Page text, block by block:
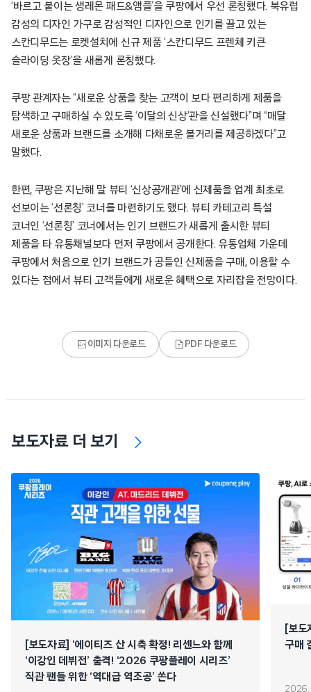
‘바르고 붙이는 생레몬 패드&앰플’을 쿠팡에서 우선 론칭했다. 북유럽
감성의 디자인 가구로 감성적인 디자인으로 인기를 끌고 있는
스칸디무드는 로켓설치에 신규 제품 ‘스칸디무드 프렌체 키큰
슬라이딩 옷장’을 새롭게 론칭했다.
쿠팡 관계자는 “새로운 상품을 찾는 고객이 보다 편리하게 제품을
탐색하고 구매하실 수 있도록 ‘이달의 신상’관을 신설했다”며 “매달
새로운 상품과 브랜드를 소개해 다채로운 볼거리를 제공하겠다”고
말했다.
한편, 쿠팡은 지난해 말 뷰티 ‘신상공개관’에 신제품을 업계 최초로
선보이는 ‘선론칭’ 코너를 마련하기도 했다. 뷰티 카테고리 특설
코너인 ‘선론칭’ 코너에서는 인기 브랜드가 새롭게 출시한 뷰티
제품을 타 유통채널보다 먼저 쿠팡에서 공개한다. 유통업체 가운데
쿠팡에서 처음으로 인기 브랜드가 공들인 신제품을 구매, 이용할 수
있다는 점에서 뷰티 고객들에게 새로운 혜택으로 자리잡을 전망이다.
이미지 다운로드 PDF 다운로드
보도자료 더 보기
[보도자료] ‘에이티즈 산 시축 확정! 리센느와 함께
‘이강인 데뷔전’ 출격! ‘2026 쿠팡플레이 시리즈’
직관 팬들 위한 ‘역대급 역조공’ 쏜다
[보
구매
2026.